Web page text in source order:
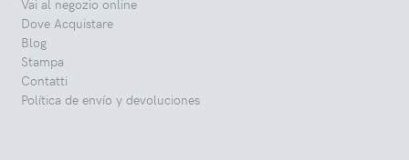
Dove Acquistare
Blog
Stampa
Contatti
Política de envío y devoluciones